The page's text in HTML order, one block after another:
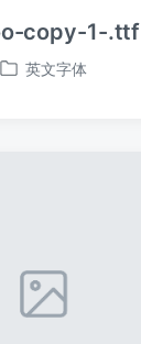
copy-1-.ttf
发
英文字体